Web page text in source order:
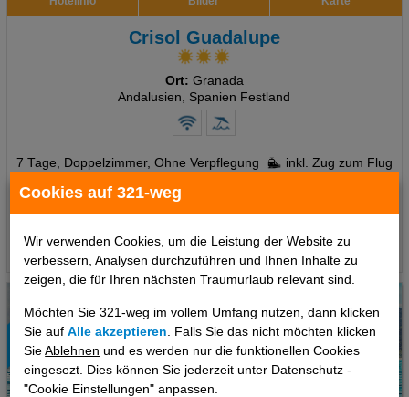
Cookies auf 321-weg
Wir verwenden Cookies, um die Leistung der Website zu
verbessern, Analysen durchzuführen und Ihnen Inhalte zu
zeigen, die für Ihren nächsten Traumurlaub relevant sind.
Möchten Sie 321-weg im vollem Umfang nutzen, dann klicken
Sie aufAlle akzeptieren . Falls Sie das nicht möchten klicken
SieAblehnen und es werden nur die funktionellen Cookies
eingesezt. Dies können Sie jederzeit unter Datenschutz -
"Cookie Einstellungen" anpassen.
Crisol Guadalupe
Ort: Granada
Andalusien, Spanien Festland
7 Tage, Doppelzimmer, Ohne Verpflegung
inkl. Zug zum Flug
ab
Termine